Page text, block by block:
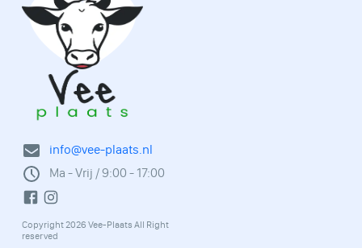
info@vee-plaats.nl
Ma - Vrij / 9:00 - 17:00
Copyright 2026 Vee-Plaats All Right
reserved